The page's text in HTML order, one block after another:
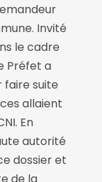
Invité
le cadre
Préfet a
faire suite
allaient
En
autorité
dossier et